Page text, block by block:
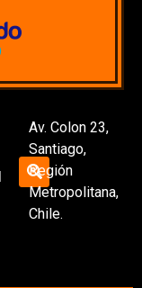
Av. Colon 23,
Santiago,
Región
Metropolitana,
Chile.